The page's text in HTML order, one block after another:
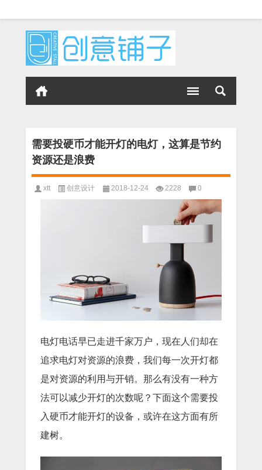
需要投硬币才能开灯的电灯，这算是节约
资源还是浪费
xtt 创意设计 2018-12-24 2228 0
电灯电话早已走进千家万户，现在人们却在
追求电灯对资源的浪费，我们每一次开灯都
是对资源的利用与开销。那么有没有一种方
法可以减少开灯的次数呢？下面这个需要投
入硬币才能开灯的设备，或许在这方面有所
建树。